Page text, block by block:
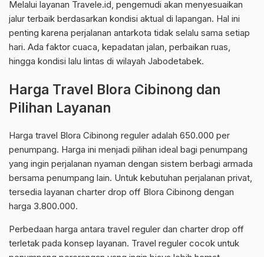
Melalui layanan Travele.id, pengemudi akan menyesuaikan
jalur terbaik berdasarkan kondisi aktual di lapangan. Hal ini
penting karena perjalanan antarkota tidak selalu sama setiap
hari. Ada faktor cuaca, kepadatan jalan, perbaikan ruas,
hingga kondisi lalu lintas di wilayah Jabodetabek.
Harga Travel Blora Cibinong dan
Pilihan Layanan
Harga travel Blora Cibinong reguler adalah 650.000 per
penumpang. Harga ini menjadi pilihan ideal bagi penumpang
yang ingin perjalanan nyaman dengan sistem berbagi armada
bersama penumpang lain. Untuk kebutuhan perjalanan privat,
tersedia layanan charter drop off Blora Cibinong dengan
harga 3.800.000.
Perbedaan harga antara travel reguler dan charter drop off
terletak pada konsep layanan. Travel reguler cocok untuk